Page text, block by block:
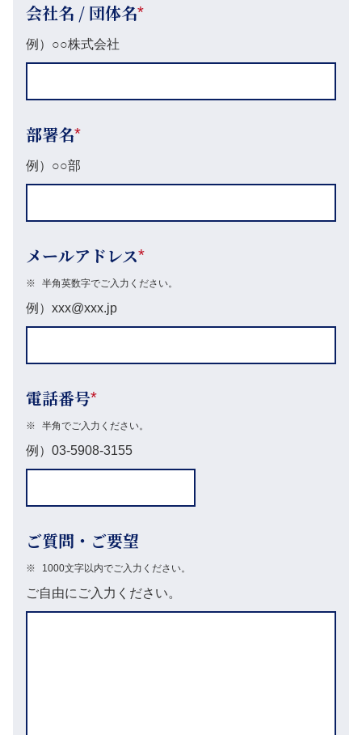
会社名 / 団体名*
例）○○株式会社
部署名*
例）○○部
メールアドレス*
※ 半角英数字でご入力ください。
例）xxx@xxx.jp
電話番号*
※ 半角でご入力ください。
例）03-5908-3155
ご質問・ご要望
※ 1000文字以内でご入力ください。
ご自由にご入力ください。